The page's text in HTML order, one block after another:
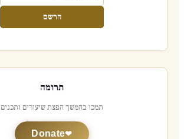
הרשם
תרומה
תמכו בהמשך הפצת שיעורים ותכנים
Donate